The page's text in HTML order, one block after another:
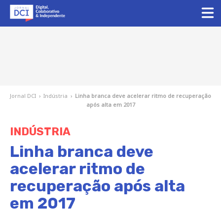
Jornal DCI › Indústria › Linha branca deve acelerar ritmo de recuperação
após alta em 2017
INDÚSTRIA
Linha branca deve
acelerar ritmo de
recuperação após alta
em 2017